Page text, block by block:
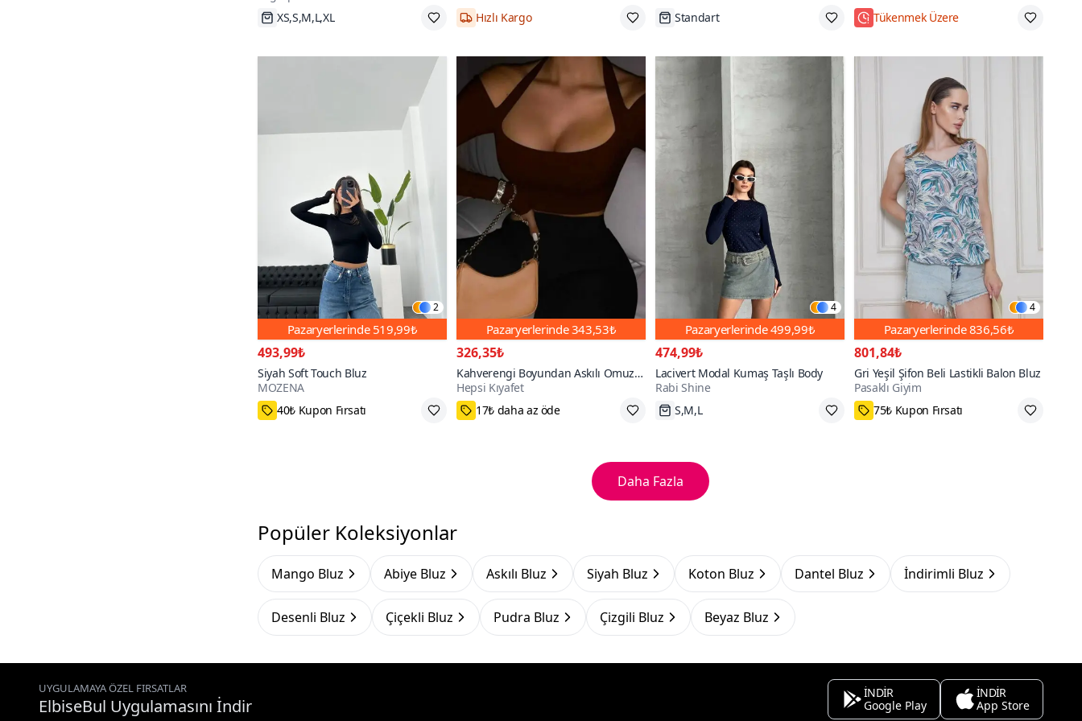
XS,S,M,L,XL
Hızlı Kargo
Standart
Tükenmek Üzere
2
Pazaryerlerinde 519,99₺
493,99₺
Siyah Soft Touch Bluz
MOZENA
100+
40₺ Kupon Fırsatı
Pazaryerlerinde343,53₺
326,35₺
Kahverengi Boyundan Askılı Omuz
Ve Göğüs Dekolteli Uzun Kol Crop
Bluz
Hepsi Kıyafet
17₺ daha az öde
4
Pazaryerlerinde499,99₺
474,99₺
Lacivert Modal Kumaş Taşlı Body
Rabi Shine
S,M,L
4
Pazaryerlerinde836,56₺
801,84₺
Gri Yeşil Şifon Beli Lastikli Balon Bluz
Pasaklı Giyim
75₺ Kupon Fırsatı
Daha Fazla
Popüler Koleksiyonlar
Mango Bluz Abiye Bluz Askılı Bluz Siyah Bluz Koton Bluz Dantel Bluz İndirimli Bluz
Desenli Bluz Çiçekli Bluz Pudra Bluz Çizgili Bluz Beyaz Bluz
UYGULAMAYA ÖZEL FIRSATLAR
ElbiseBul Uygulamasını İndir
İNDİR
Google Play
İNDİR
App Store